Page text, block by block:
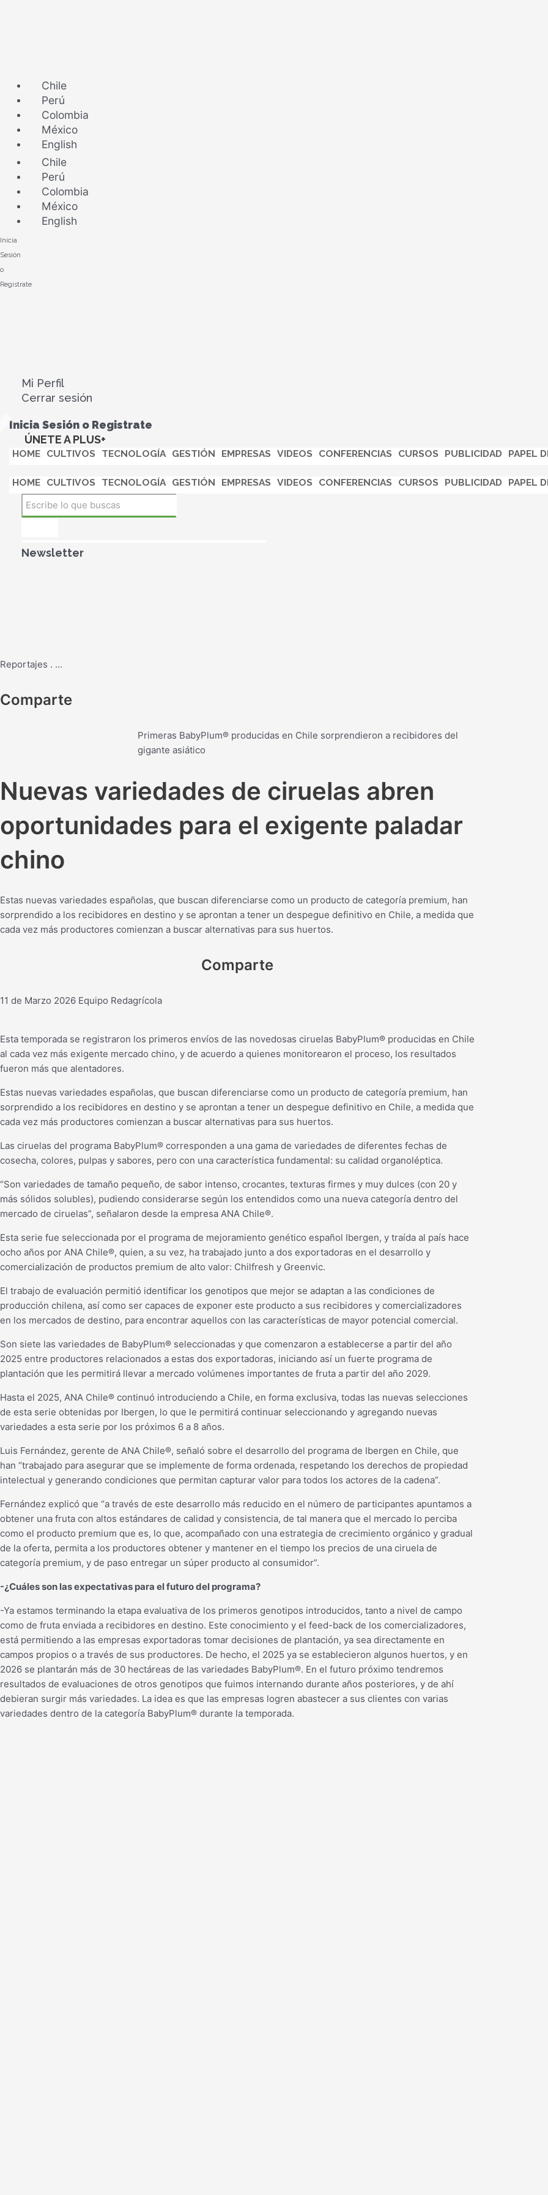
Chile
Perú
Colombia
México
English
Chile
Perú
Colombia
México
English
Inicia
Sesión
o
Registrate
Mi Perfil
Cerrar sesión
Inicia Sesión o Registrate
ÚNETE A PLUS+
HOME CULTIVOS TECNOLOGÍA GESTIÓN EMPRESAS VIDEOS CONFERENCIAS CURSOS PUBLICIDAD PAPEL
HOME CULTIVOS TECNOLOGÍA GESTIÓN EMPRESAS VIDEOS CONFERENCIAS CURSOS PUBLICIDAD PAPEL
Newsletter
Reportajes . ...
Comparte
Primeras BabyPlum® producidas en Chile sorprendieron a recibidores del
gigante asiático
Nuevas variedades de ciruelas abren
oportunidades para el exigente paladar
chino
Estas nuevas variedades españolas, que buscan diferenciarse como un producto de categoría premium, han
sorprendido a los recibidores en destino y se aprontan a tener un despegue definitivo en Chile, a medida que
cada vez más productores comienzan a buscar alternativas para sus huertos.
Comparte
11 de Marzo 2026 Equipo Redagrícola
Esta temporada se registraron los primeros envíos de las novedosas ciruelas BabyPlum® producidas en Chile
al cada vez más exigente mercado chino, y de acuerdo a quienes monitorearon el proceso, los resultados
fueron más que alentadores.
Estas nuevas variedades españolas, que buscan diferenciarse como un producto de categoría premium, han
sorprendido a los recibidores en destino y se aprontan a tener un despegue definitivo en Chile, a medida que
cada vez más productores comienzan a buscar alternativas para sus huertos.
Las ciruelas del programa BabyPlum® corresponden a una gama de variedades de diferentes fechas de
cosecha, colores, pulpas y sabores, pero con una característica fundamental: su calidad organoléptica.
“Son variedades de tamaño pequeño, de sabor intenso, crocantes, texturas firmes y muy dulces (con 20 y
más sólidos solubles), pudiendo considerarse según los entendidos como una nueva categoría dentro del
mercado de ciruelas”, señalaron desde la empresa ANA Chile®.
Esta serie fue seleccionada por el programa de mejoramiento genético español Ibergen, y traída al país hace
ocho años por ANA Chile®, quien, a su vez, ha trabajado junto a dos exportadoras en el desarrollo y
comercialización de productos premium de alto valor: Chilfresh y Greenvic.
El trabajo de evaluación permitió identificar los genotipos que mejor se adaptan a las condiciones de
producción chilena, así como ser capaces de exponer este producto a sus recibidores y comercializadores
en los mercados de destino, para encontrar aquellos con las características de mayor potencial comercial.
Son siete las variedades de BabyPlum® seleccionadas y que comenzaron a establecerse a partir del año
2025 entre productores relacionados a estas dos exportadoras, iniciando así un fuerte programa de
plantación que les permitirá llevar a mercado volúmenes importantes de fruta a partir del año 2029.
Hasta el 2025, ANA Chile® continuó introduciendo a Chile, en forma exclusiva, todas las nuevas selecciones
de esta serie obtenidas por Ibergen, lo que le permitirá continuar seleccionando y agregando nuevas
variedades a esta serie por los próximos 6 a 8 años.
Luis Fernández, gerente de ANA Chile®, señaló sobre el desarrollo del programa de Ibergen en Chile, que
han “trabajado para asegurar que se implemente de forma ordenada, respetando los derechos de propiedad
intelectual y generando condiciones que permitan capturar valor para todos los actores de la cadena”.
Fernández explicó que “a través de este desarrollo más reducido en el número de participantes apuntamos a
obtener una fruta con altos estándares de calidad y consistencia, de tal manera que el mercado lo perciba
como el producto premium que es, lo que, acompañado con una estrategia de crecimiento orgánico y gradual
de la oferta, permita a los productores obtener y mantener en el tiempo los precios de una ciruela de
categoría premium, y de paso entregar un súper producto al consumidor”.
-¿Cuáles son las expectativas para el futuro del programa?
-Ya estamos terminando la etapa evaluativa de los primeros genotipos introducidos, tanto a nivel de campo
como de fruta enviada a recibidores en destino. Este conocimiento y el feed-back de los comercializadores,
está permitiendo a las empresas exportadoras tomar decisiones de plantación, ya sea directamente en
campos propios o a través de sus productores. De hecho, el 2025 ya se establecieron algunos huertos, y en
2026 se plantarán más de 30 hectáreas de las variedades BabyPlum®. En el futuro próximo tendremos
resultados de evaluaciones de otros genotipos que fuimos internando durante años posteriores, y de ahí
debieran surgir más variedades. La idea es que las empresas logren abastecer a sus clientes con varias
variedades dentro de la categoría BabyPlum® durante la temporada.